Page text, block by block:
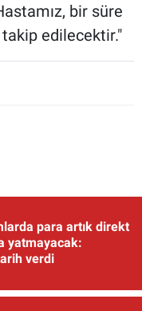
bir süre
edilecektir."
para artık direkt
yatmayacak:
verdi